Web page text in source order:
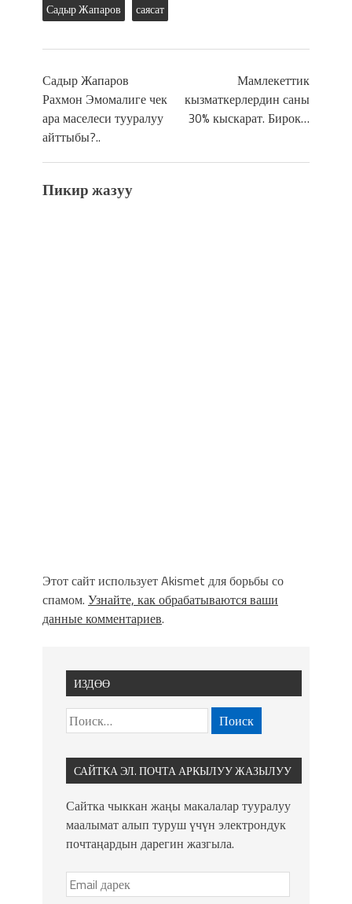
Садыр Жапаров
саясат
Садыр Жапаров
Рахмон Эмомалиге чек
ара маселеси тууралуу
айттыбы?..
Мамлекеттик
кызматкерлердин саны
30% кыскарат. Бирок…
Пикир жазуу
Этот сайт использует Akismet для борьбы со
спамом. Узнайте, как обрабатываются ваши
данные комментариев.
ИЗДӨӨ
САЙТКА ЭЛ. ПОЧТА АРКЫЛУУ ЖАЗЫЛУУ
Сайтка чыккан жаңы макалалар тууралуу
маалымат алып туруш үчүн электрондук
почтаңардын дарегин жазгыла.